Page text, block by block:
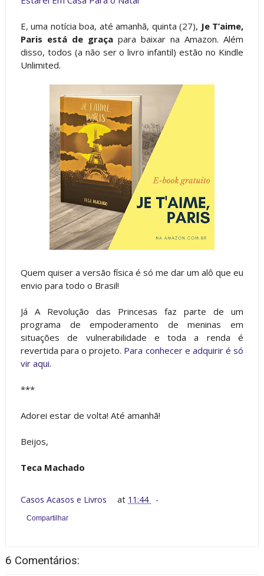
E, uma notícia boa, até amanhã, quinta (27), Je T’aime,
Paris está de graçapara baixar na Amazon. Além
disso, todos (a não ser o livro infantil) estão no Kindle
Unlimited.
Quem quiser a versão física é só me dar um alô que eu
envio para todo o Brasil!
Já A Revolução das Princesas faz parte de um
programa de empoderamento de meninas em
situações de vulnerabilidade e toda a renda é
revertida para o projeto. Para conhecer e adquirir é só
vir aqui.
***
Adorei estar de volta! Até amanhã!
Beijos,
Teca Machado
Casos Acasos e Livros at 11:44
Compartilhar
6 Comentários: